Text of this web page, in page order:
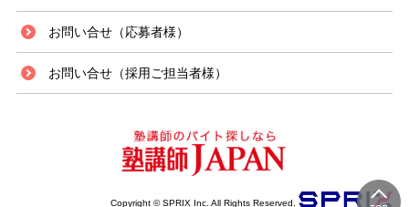
お問い合せ（応募者様）
お問い合せ（採用ご担当者様）
Copyright © SPRIX Inc. All Rights Reserved.